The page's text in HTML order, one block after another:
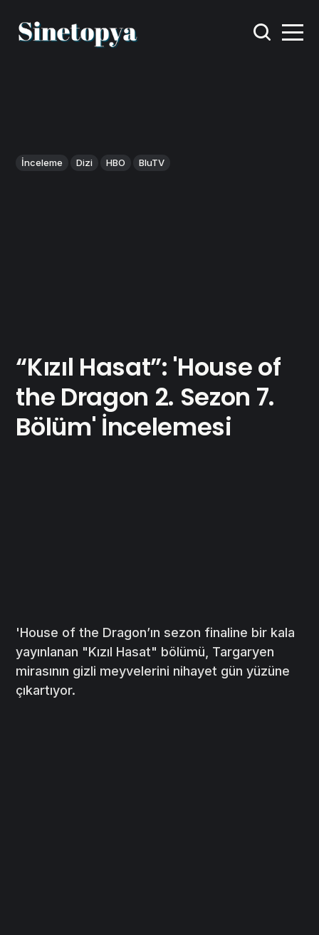
İnceleme Dizi HBO BluTV
“Kızıl Hasat”: 'House of
the Dragon 2. Sezon 7.
Bölüm' İncelemesi
'House of the Dragon’ın sezon finaline bir kala
yayınlanan "Kızıl Hasat" bölümü, Targaryen
mirasının gizli meyvelerini nihayet gün yüzüne
çıkartıyor.